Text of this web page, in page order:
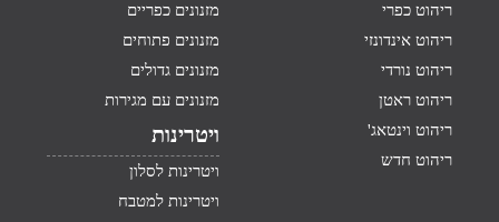
ריהוט כפרי
ריהוט אינדונזי
ריהוט נורדי
ריהוט ראטן
ריהוט וינטאג'
ריהוט חדש
מזנונים כפריים
מזנונים פתוחים
מזנונים גדולים
מזנונים עם מגירות
ויטרינות
ויטרינות לסלון
ויטרינות למטבח